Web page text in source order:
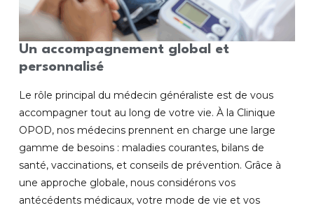
Un accompagnement global et
personnalisé
Le rôle principal du médecin généraliste est de vous
accompagner tout au long de votre vie. À la Clinique
OPOD, nos médecins prennent en charge une large
gamme de besoins : maladies courantes, bilans de
santé, vaccinations, et conseils de prévention. Grâce à
une approche globale, nous considérons vos
antécédents médicaux, votre mode de vie et vos